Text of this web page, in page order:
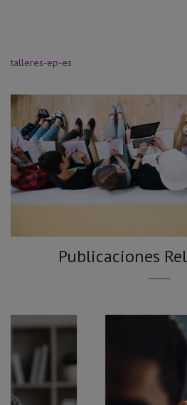
talleres-ep-es
Publicaciones